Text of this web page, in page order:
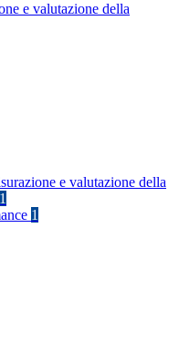
e valutazione della
e valutazione della
1
1